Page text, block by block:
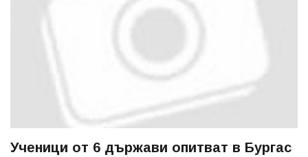
Ученици от 6 държави опитват в Бургас